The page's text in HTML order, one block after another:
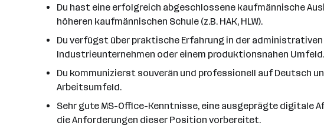
Du hast eine erfolgreich abgeschlossene kaufmännische
höheren kaufmännischen Schule (z.B. HAK, HLW).
Du verfügst über praktische Erfahrung in der
Industrieunternehmen oder einem produktionsnahen Umfeld.
Du kommunizierst souverän und professionell auf Deutsch
Arbeitsumfeld.
Sehr gute MS-Office-Kenntnisse, eine ausgeprägte digitale
die Anforderungen dieser Position vorbereitet.